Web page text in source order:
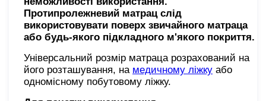
Протипролежневий матрац слід
використовувати поверх звичайного матраца
або будь-якого підкладного м'якого покриття.
Універсальний розмір матраца розрахований на
його розташування, на медичному ліжку або
одномісному побутовому ліжку.